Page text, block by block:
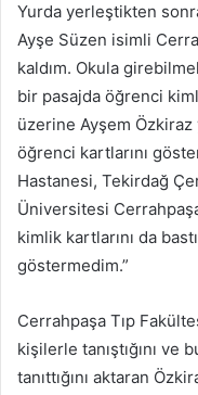
Yurda yerleştikten
Ayşe Süzen isimli
kaldım. Okula
bir pasajda öğrenci
üzerine Ayşem Özkiraz
öğrenci kartlarını
Hastanesi, Tekirdağ
Üniversitesi
kimlik kartlarını da
göstermedim.”
Cerrahpaşa Tıp
kişilerle tanıştığını ve
tanıttığını aktaran